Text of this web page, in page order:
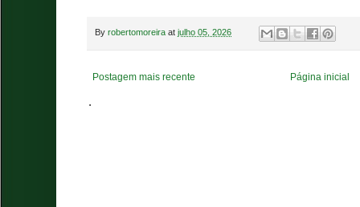
By robertomoreira at julho 05, 2026
Postagem mais recente Página inicial
.